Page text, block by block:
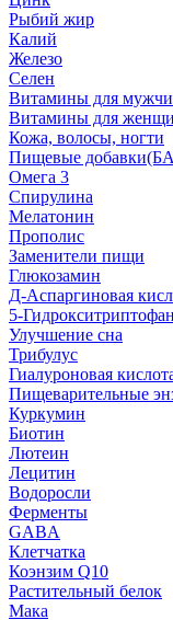
Рыбий жир
Калий
Железо
Селен
Витамины для
Витамины для
Кожа, волосы, ногти
Пищевые
Омега 3
Спирулина
Мелатонин
Прополис
Заменители пищи
Глюкозамин
Д-Аспаргиновая
5-Гидрокситриптофан
Улучшение сна
Трибулус
Гиалуроновая
Пищеварительные
Куркумин
Биотин
Лютеин
Лецитин
Водоросли
Ферменты
GABA
Клетчатка
Коэнзим Q10
Растительный белок
Мака